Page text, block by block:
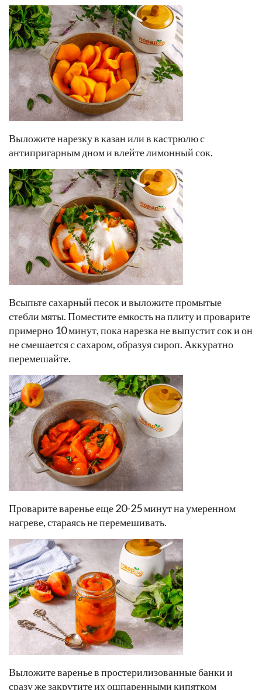
Выложите нарезку в казан или в кастрюлю с
антипригарным дном и влейте лимонный сок.
Всыпьте сахарный песок и выложите промытые
стебли мяты. Поместите емкость на плиту и проварите
примерно 10 минут, пока нарезка не выпустит сок и он
не смешается с сахаром, образуя сироп. Аккуратно
перемешайте.
Проварите варенье еще 20-25 минут на умеренном
нагреве, стараясь не перемешивать.
Выложите варенье в простерилизованные банки и
сразу же закрутите их ошпаренными кипятком